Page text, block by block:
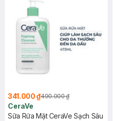
341.000 ₫490.000 ₫
CeraVe
Sữa Rửa Mặt CeraVe Sạch Sâu